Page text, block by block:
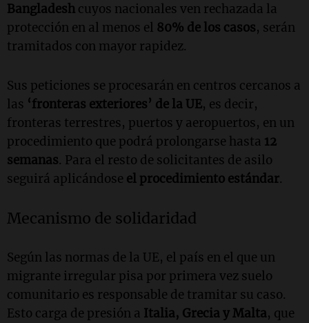
Bangladesh cuyos nacionales ven rechazada la
protección en al menos el 80% de los casos, serán
tramitados con mayor rapidez.
Sus peticiones se procesarán en centros cercanos a
las ‘fronteras exteriores’ de la UE, es decir,
fronteras terrestres, puertos y aeropuertos, en un
procedimiento que podrá prolongarse hasta 12
semanas. Para el resto de solicitantes de asilo
seguirá aplicándose el procedimiento estándar.
Mecanismo de solidaridad
Según las normas de la UE, el país en el que un
migrante irregular pisa por primera vez suelo
comunitario es responsable de tramitar su caso.
Esto carga de presión a Italia, Grecia y Malta, que